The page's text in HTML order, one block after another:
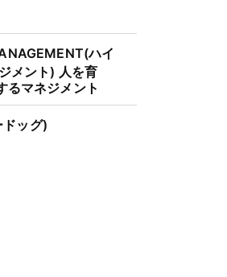
ハイ
メント) 人を育
るマネジメント
ドッグ)